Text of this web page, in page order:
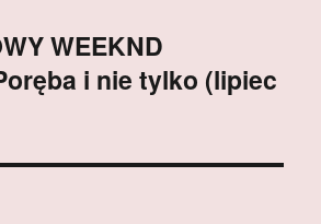
WEEKND
i nie tylko (lipiec